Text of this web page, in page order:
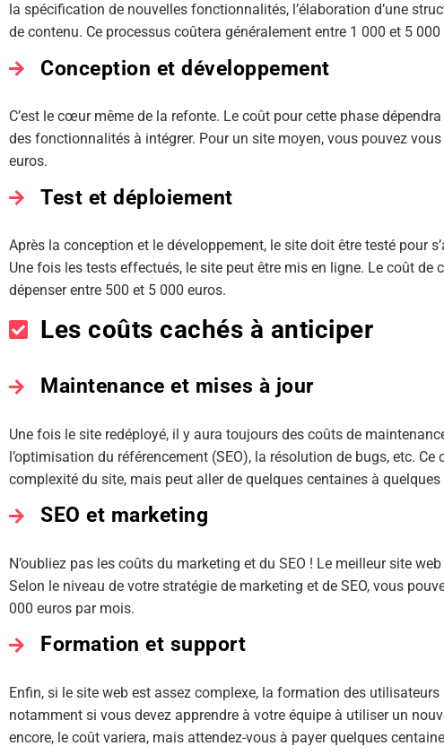
la spécification de nouvelles fonctionnalités, l’élaboration d’une
de contenu. Ce processus coûtera généralement entre 1 000 et 5 000
Conception et développement
C’est le cœur même de la refonte. Le coût pour cette phase
des fonctionnalités à intégrer. Pour un site moyen, vous pouvez
euros.
Test et déploiement
Après la conception et le développement, le site doit être testé pour
Une fois les tests effectués, le site peut être mis en ligne. Le coût de
dépenser entre 500 et 5 000 euros.
Les coûts cachés à anticiper
Maintenance et mises à jour
Une fois le site redéployé, il y aura toujours des coûts de
l’optimisation du référencement (SEO), la résolution de bugs, etc.
complexité du site, mais peut aller de quelques centaines à quelques
SEO et marketing
N’oubliez pas les coûts du marketing et du SEO ! Le meilleur site
Selon le niveau de votre stratégie de marketing et de SEO, vous
000 euros par mois.
Formation et support
Enfin, si le site web est assez complexe, la formation des utilisateurs
notamment si vous devez apprendre à votre équipe à utiliser un
encore, le coût variera, mais attendez-vous à payer quelques